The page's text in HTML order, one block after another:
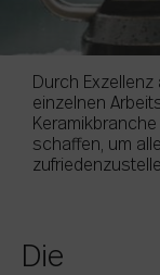
Durch
einzelnen
schaffen, um
Die